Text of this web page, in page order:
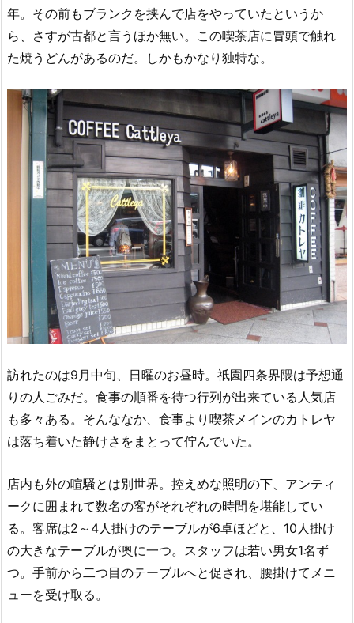
年。その前もブランクを挟んで店をやっていたというか
ら、さすが古都と言うほか無い。この喫茶店に冒頭で触れ
た焼うどんがあるのだ。しかもかなり独特な。
訪れたのは9月中旬、日曜のお昼時。祇園四条界隈は予想通
りの人ごみだ。食事の順番を待つ行列が出来ている人気店
も多々ある。そんななか、食事より喫茶メインのカトレヤ
は落ち着いた静けさをまとって佇んでいた。
店内も外の喧騒とは別世界。控えめな照明の下、アンティ
ークに囲まれて数名の客がそれぞれの時間を堪能してい
る。客席は2～4人掛けのテーブルが6卓ほどと、10人掛け
の大きなテーブルが奥に一つ。スタッフは若い男女1名ず
つ。手前から二つ目のテーブルへと促され、腰掛けてメニ
ューを受け取る。